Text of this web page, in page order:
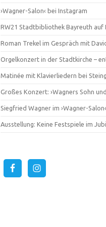
›Wagner-Salon‹ bei Instagram
RW21 Stadtbibliothek Bayreuth auf
Roman Trekel im Gespräch mit
Orgelkonzert in der Stadtkirche –
Matinée mit Klavierliedern bei
Großes Konzert: ›Wagners Sohn
Siegfried Wagner im ›Wagner-Salon‹
Ausstellung: Keine Festspiele im